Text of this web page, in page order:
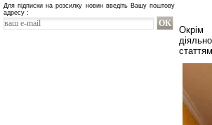
Окрім
Для підписки на розсилку новин введіть Вашу поштову
адресу :